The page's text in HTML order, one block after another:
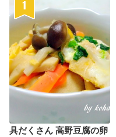
具だくさん 高野豆腐の卵